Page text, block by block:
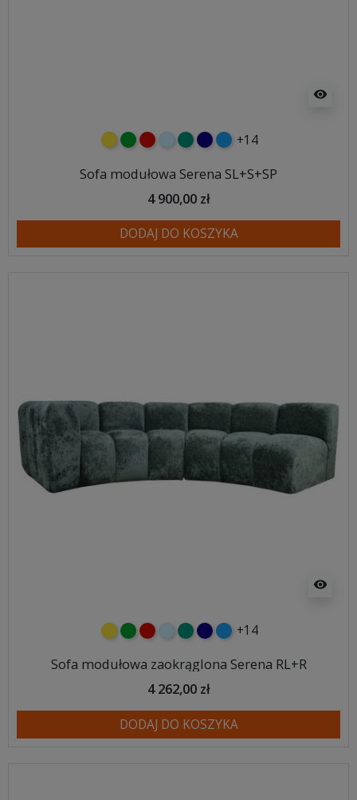
visibility
żółtyzielonyczerwony
błękitnyturkusowy
granatowy
niebieski
+14
Sofa modułowa Serena SL+S+SP
4 900,00 zł
DODAJ DO KOSZYKA
visibility
żółtyzielonyczerwony
błękitnyturkusowy
granatowy
niebieski
+14
Sofa modułowa zaokrąglona Serena RL+R
4 262,00 zł
DODAJ DO KOSZYKA